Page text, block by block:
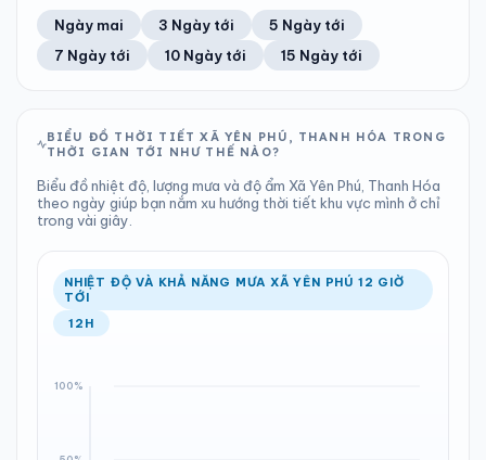
24°C 100%
Khả năng mưa
2.85 mm
Tổng cả ngày
999 hPa
Bình thường
9
Chỉ số UV
Tốt
Ước lượng
25°C
Ổn định
39%
Khả năng mưa
Trung bình ngày Tốc độ gió
TIA UV TẦM NHÌN
LƯỢNG MƯA
4.59 mm
Tổng cả ngày
ÁP SUẤT
998 hPa
Bình thường
Ổn định Khả năng mưa
Ngày mai 3 Ngày tới
5 Ngày tới
7 Ngày tới
10 Ngày tới 15 Ngày tới
BIỂU ĐỒ THỜI TIẾT XÃ YÊN PHÚ, THANH HÓA TRONG
THỜI GIAN TỚI NHƯ THẾ NÀO?
Biểu đồ nhiệt độ, lượng mưa và độ ẩm Xã Yên Phú, Thanh Hóa
theo ngày giúp bạn nắm xu hướng thời tiết khu vực mình ở chỉ
trong vài giây.
NHIỆT ĐỘ VÀ KHẢ NĂNG MƯA XÃ YÊN PHÚ 12 GIỜ
TỚI
12H